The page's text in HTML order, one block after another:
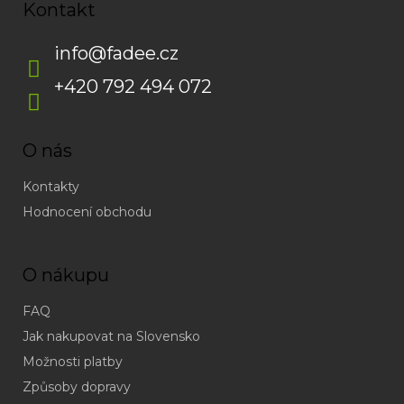
Kontakt
info@fadee.cz
+420 792 494 072
O nás
Kontakty
Hodnocení obchodu
O nákupu
FAQ
Jak nakupovat na Slovensko
Možnosti platby
Způsoby dopravy